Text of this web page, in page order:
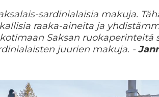
sardinialaisia makuja.
raaka-aineita ja
Saksan ruokaperinteitä
juurien makuja. -